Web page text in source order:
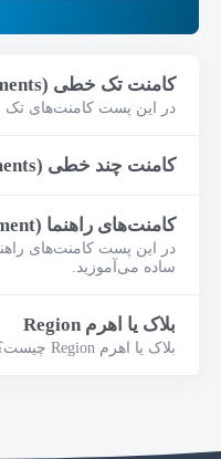
کامنت‌ تک خطی (Single Line Comments)
در این پست کامنت‌‌های تک
کامنت چند خطی (Multiline Comments)
کامنت‌های راهنما (XML Comment)
ساده می‌آموزید.
بلاک یا اهرم Region
بلاک یا اهرم Region چیست؟